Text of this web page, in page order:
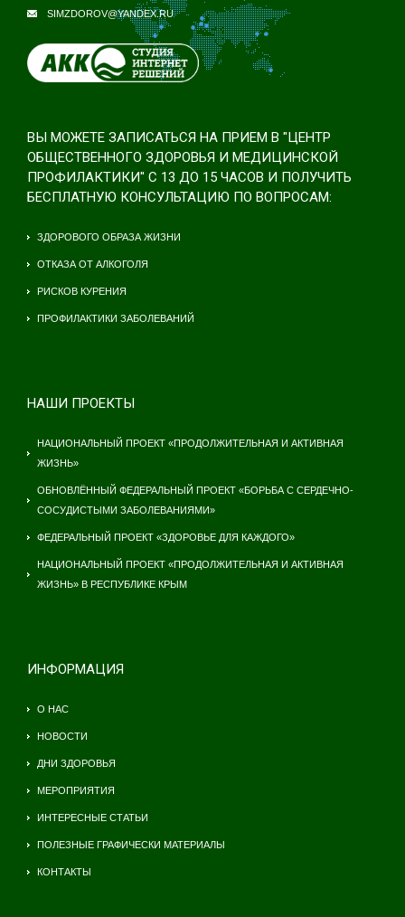
SIMZDOROV@YANDEX.RU
ВЫ МОЖЕТЕ ЗАПИСАТЬСЯ НА ПРИЕМ В "ЦЕНТР
ОБЩЕСТВЕННОГО ЗДОРОВЬЯ И МЕДИЦИНСКОЙ
ПРОФИЛАКТИКИ" С 13 ДО 15 ЧАСОВ И ПОЛУЧИТЬ
БЕСПЛАТНУЮ КОНСУЛЬТАЦИЮ ПО ВОПРОСАМ:
ЗДОРОВОГО ОБРАЗА ЖИЗНИ
ОТКАЗА ОТ АЛКОГОЛЯ
РИСКОВ КУРЕНИЯ
ПРОФИЛАКТИКИ ЗАБОЛЕВАНИЙ
НАШИ ПРОЕКТЫ
НАЦИОНАЛЬНЫЙ ПРОЕКТ «ПРОДОЛЖИТЕЛЬНАЯ И АКТИВНАЯ
ЖИЗНЬ»
ОБНОВЛЁННЫЙ ФЕДЕРАЛЬНЫЙ ПРОЕКТ «БОРЬБА С СЕРДЕЧНО-
СОСУДИСТЫМИ ЗАБОЛЕВАНИЯМИ»
ФЕДЕРАЛЬНЫЙ ПРОЕКТ «ЗДОРОВЬЕ ДЛЯ КАЖДОГО»
НАЦИОНАЛЬНЫЙ ПРОЕКТ «ПРОДОЛЖИТЕЛЬНАЯ И АКТИВНАЯ
ЖИЗНЬ» В РЕСПУБЛИКЕ КРЫМ
ИНФОРМАЦИЯ
О НАС
НОВОСТИ
ДНИ ЗДОРОВЬЯ
МЕРОПРИЯТИЯ
ИНТЕРЕСНЫЕ СТАТЬИ
ПОЛЕЗНЫЕ ГРАФИЧЕСКИ МАТЕРИАЛЫ
КОНТАКТЫ